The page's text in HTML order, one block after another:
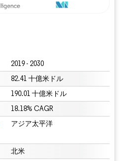
2019 - 2030
82.41 十億米ドル
190.01 十億米ドル
18.18% CAGR
アジア太平洋
北米